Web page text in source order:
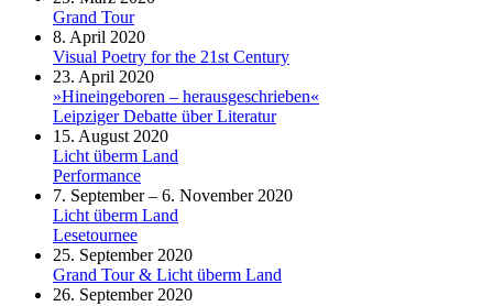
Grand Tour
8. April 2020
Visual Poetry for the 21st Century
23. April 2020
»Hineingeboren – herausgeschrieben«
Leipziger Debatte über Literatur
15. August 2020
Licht überm Land
Performance
7. September – 6. November 2020
Licht überm Land
Lesetournee
25. September 2020
Grand Tour & Licht überm Land
26. September 2020